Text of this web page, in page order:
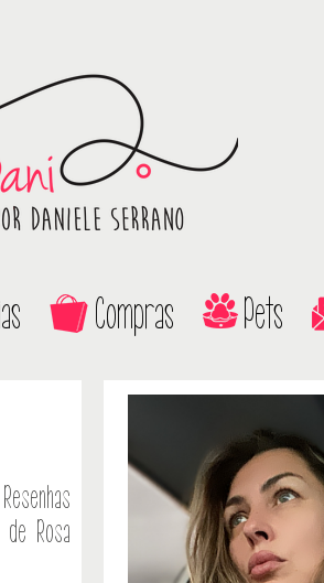
Compras Pets
Resenhas
de Rosa